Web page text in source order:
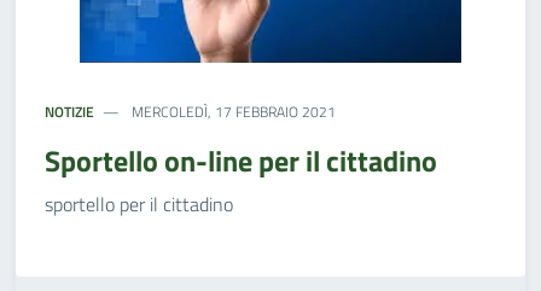
NOTIZIE MERCOLEDÌ, 17 FEBBRAIO 2021
Sportello on-line per il cittadino
sportello per il cittadino